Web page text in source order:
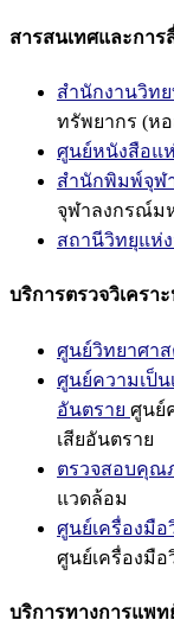
สารสนเทศและการ
สำนักงานวิท
ทรัพยากร (ห
ศูนย์หนังสือแ
สำนักพิมพ์จุฬ
จุฬาลงกรณ์ม
สถานีวิทยุแห่
บริการตรวจวิเคร
ศูนย์วิทยาศา
ศูนย์ความเป็น
อันตราย ศูนย์
เสียอันตราย
ตรวจสอบคุณ
แวดล้อม
ศูนย์เครื่องมือ
ศูนย์เครื่องมือ
บริการทางการแพท